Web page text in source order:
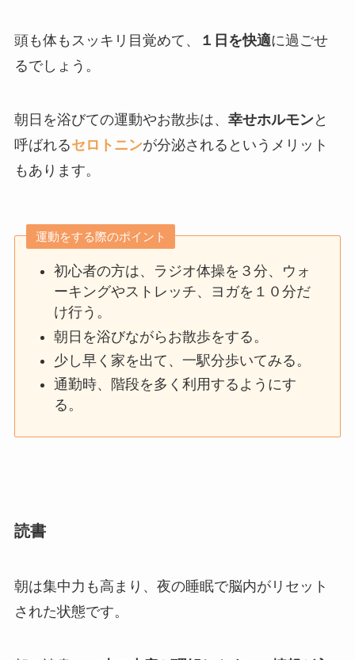
頭も体もスッキリ目覚めて、 １日を快適に過ごせ
るでしょう。
朝日を浴びての運動やお散歩は、 幸せホルモンと
呼ばれるセロトニンが分泌されるというメリット
もあります。
運動をする際のポイント
初心者の方は、ラジオ体操を３分、ウォ
ーキングやストレッチ、ヨガを１０分だ
け行う。
朝日を浴びながらお散歩をする。
少し早く家を出て、一駅分歩いてみる。
通勤時、階段を多く利用するようにす
る。
読書
朝は集中力も高まり、夜の睡眠で脳内がリセット
された状態です。